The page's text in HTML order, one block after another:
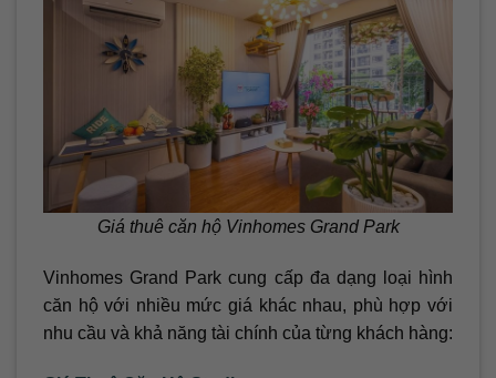
Giá thuê căn hộ Vinhomes Grand Park
Vinhomes Grand Park cung cấp đa dạng loại hình
căn hộ với nhiều mức giá khác nhau, phù hợp với
nhu cầu và khả năng tài chính của từng khách hàng: